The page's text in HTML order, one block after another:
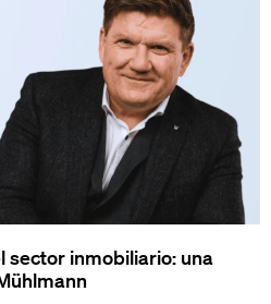
sector inmobiliario: una